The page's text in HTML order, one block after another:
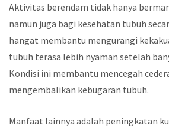
Aktivitas berendam tidak hanya
namun juga bagi kesehatan tubuh
hangat membantu mengurangi
tubuh terasa lebih nyaman setelah
Kondisi ini membantu mencegah
mengembalikan kebugaran tubuh.
Manfaat lainnya adalah peningkatan